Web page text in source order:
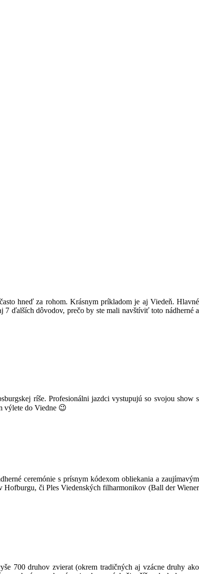
hneď za rohom. Krásnym príkladom je aj Viedeň. Hlavné
7 ďalších dôvodov, prečo by ste mali navštíviť toto nádherné a
ríše. Profesionálni jazdci vystupujú so svojou show s
výlete do Viedne 😉
ceremónie s prísnym kódexom obliekania a zaujímavým
Hofburgu, či Ples Viedenských filharmonikov (Ball der Wiener
700 druhov zvierat (okrem tradičných aj vzácne druhy ako